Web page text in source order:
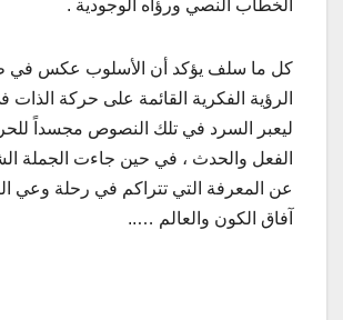
الخطاب النصي ورؤاه الوجودية .
كل ما سلف يؤكد أن الأسلوب عكس في
الرؤية الفكرية القائمة على حركة الذات
ليعبر السرد في تلك النصوص مجسداً
الفعل والحدث ، في حين جاءت الجملة
عن المعرفة التي تتراكم في رحلة وعي
آفاق الكون والعالم …..